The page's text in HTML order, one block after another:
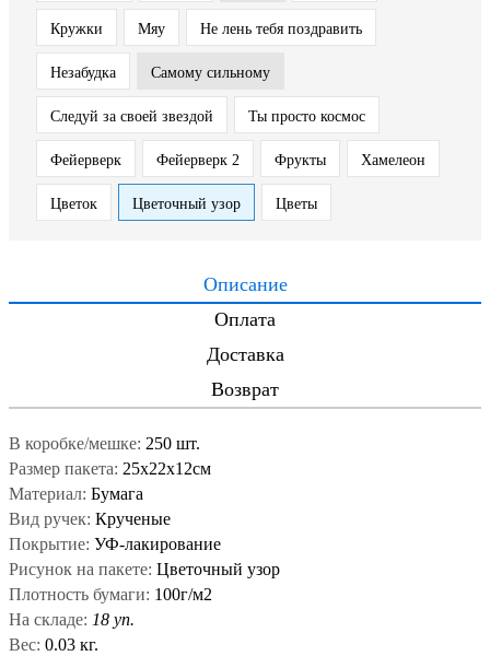
Кружки Мяу Не лень тебя поздравить
Незабудка Самому сильному
Следуй за своей звездой Ты просто космос
Фейерверк Фейерверк 2 Фрукты Хамелеон
Цветок Цветочный узор Цветы
Описание
Оплата
Доставка
Возврат
В коробке/мешке: 250 шт.
Размер пакета: 25х22х12см
Материал: Бумага
Вид ручек: Крученые
Покрытие: УФ-лакирование
Рисунок на пакете: Цветочный узор
Плотность бумаги: 100г/м2
На складе: 18 уп.
Вес: 0.03 кг.